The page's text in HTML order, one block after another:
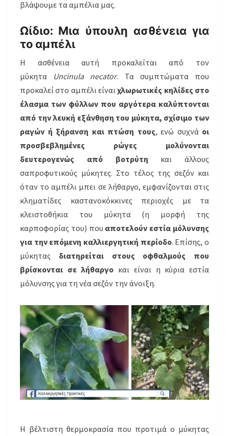
βλάψουμε τα αμπέλια μας.
Ωίδιο: Μια ύπουλη ασθένεια για
το αμπέλι
Η ασθένεια αυτή προκαλείται από τον
μύκητα Uncinula necator. Τα συμπτώματα που
προκαλεί στο αμπέλι είναιχλωρωτικές κηλίδες στο
έλασμα των φύλλων που αργότερα καλύπτονται
από την λευκή εξάνθηση του μύκητα, σχίσιμο των
ραγών ή ξήρανση και πτώση τους, ενώ συχνά οι
προσβεβλημένες ρώγες μολύνονται
δευτερογενώς από βοτρύτη και άλλους
σαπροφυτικούς μύκητες. Στο τέλος της σεζόν και
όταν το αμπέλι μπει σε λήθαργο, εμφανίζονται στις
κληματίδες καστανοκόκκινες περιοχές με τα
κλειστοθήκια του μύκητα (η μορφή της
καρποφορίας του) που αποτελούν εστία μόλυνσης
για την επόμενη καλλιεργητική περίοδο. Επίσης, ο
μύκητας διατηρείται στους οφθαλμούς που
βρίσκονται σε λήθαργο και είναι η κύρια εστία
μόλυνσης για τη νέα σεζόν την άνοιξη.
Η βέλτιστη θερμοκρασία που προτιμά ο μύκητας